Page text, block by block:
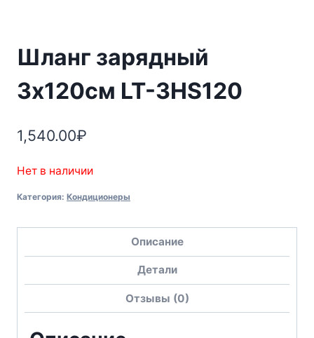
Шланг зарядный
3х120см LT-3HS120
1,540.00₽
Нет в наличии
Категория: Кондиционеры
Описание
Детали
Отзывы (0)